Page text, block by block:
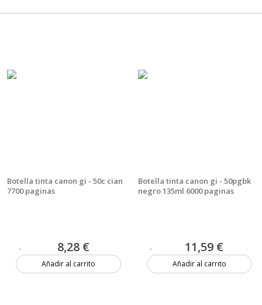
Botella tinta canon gi - 50c cian
7700 paginas
8,28 €
Añadir al carrito
Botella tinta canon gi - 50pgbk
negro 135ml 6000 paginas
11,59 €
Añadir al carrito